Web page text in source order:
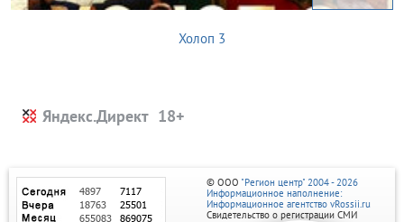
Холоп 3
Яндекс.Директ
© ООО "Регион центр" 2004 - 2026
Информационное наполнение:
Информационное агентство vRossii.ru
Свидетельство о регистрации СМИ